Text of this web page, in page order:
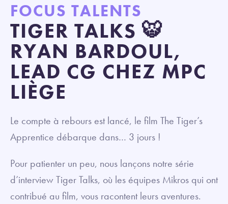
FOCUS TALENTS
TIGER TALKS 🐯
RYAN BARDOUL,
LEAD CG CHEZ MPC
LIÈGE
Le compte à rebours est lancé, le film The Tiger’s
Apprentice débarque dans… 3 jours !
Pour patienter un peu, nous lançons notre série
d’interview Tiger Talks, où les équipes Mikros qui ont
contribué au film, vous racontent leurs aventures.